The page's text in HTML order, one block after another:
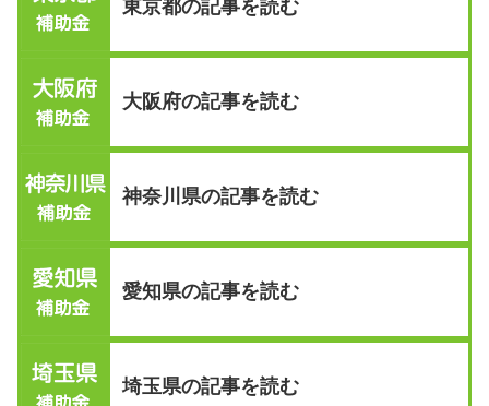
東京都の記事を読む
大阪府の記事を読む
神奈川県の記事を読む
愛知県の記事を読む
埼玉県の記事を読む